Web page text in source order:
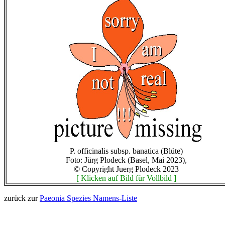
P. officinalis subsp. banatica (Blüte)
Foto: Jürg Plodeck (Basel, Mai 2023),
© Copyright Juerg Plodeck 2023
[ Klicken auf Bild für Vollbild ]
zurück zurPaeonia Spezies Namens-Liste